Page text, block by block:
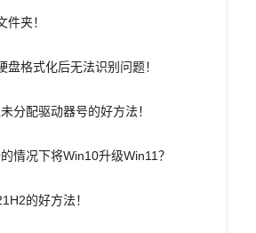
夹！
盘格式化后无法识别问题！
分配驱动器号的好方法！
情况下将Win10升级Win11？
的好方法！